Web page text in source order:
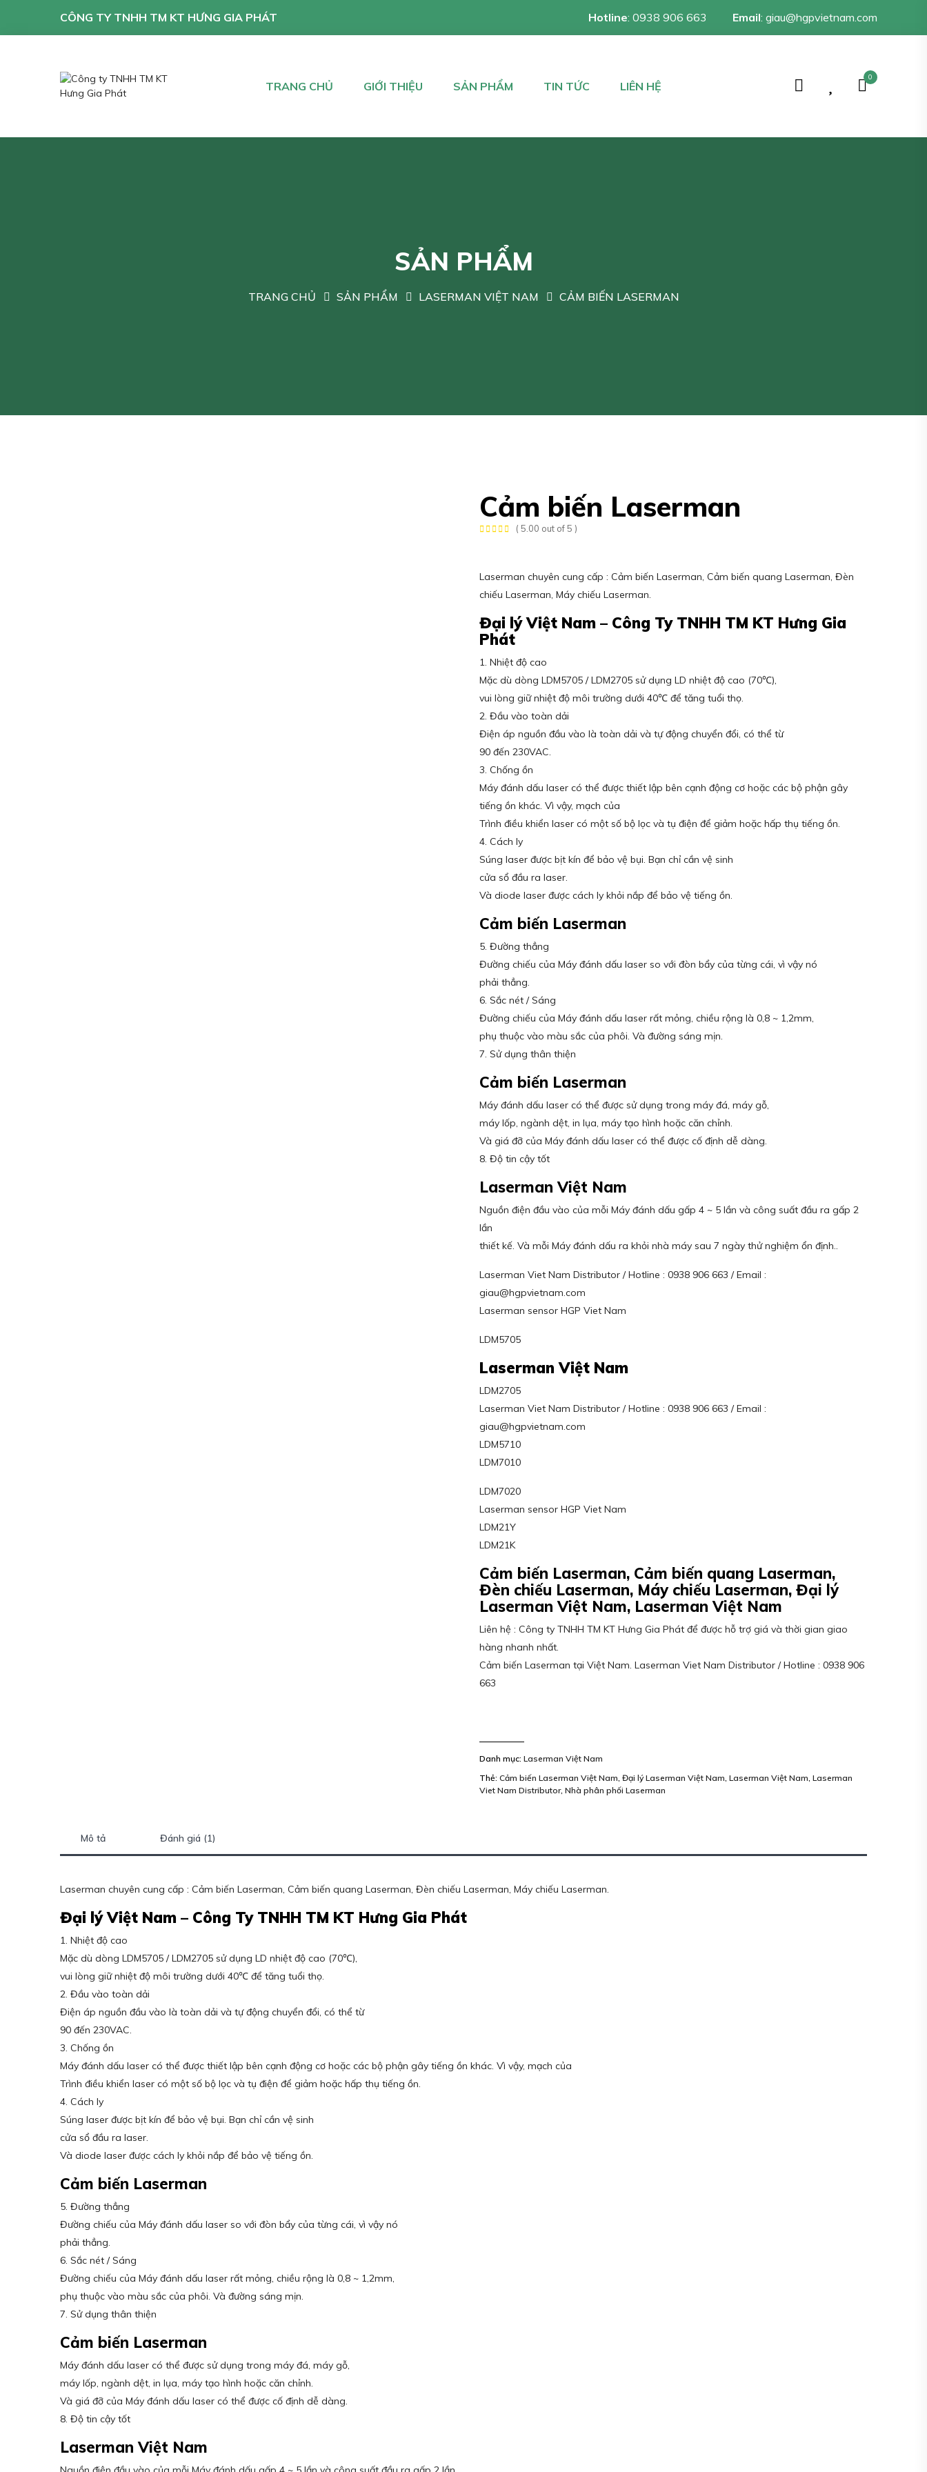
CÔNG TY TNHH TM KT HƯNG GIA PHÁT Hotline: 0938 906 663 Email: giau@hgpvietnam.com
TRANG CHỦ GIỚI THIỆU SẢN PHẨM TIN TỨC LIÊN HỆ
0
SẢN PHẨM
TRANG CHỦ SẢN PHẨM LASERMAN VIỆT NAM CẢM BIẾN LASERMAN
Cảm biến Laserman
( 5.00 out of 5 )
Laserman chuyên cung cấp : Cảm biến Laserman, Cảm biến quang Laserman, Đèn
chiếu Laserman, Máy chiếu Laserman.
Đại lý Việt Nam – Công Ty TNHH TM KT Hưng Gia
Phát
1. Nhiệt độ cao
Mặc dù dòng LDM5705 / LDM2705 sử dụng LD nhiệt độ cao (70℃),
vui lòng giữ nhiệt độ môi trường dưới 40℃ để tăng tuổi thọ.
2. Đầu vào toàn dải
Điện áp nguồn đầu vào là toàn dải và tự động chuyển đổi, có thể từ
90 đến 230VAC.
3. Chống ồn
Máy đánh dấu laser có thể được thiết lập bên cạnh động cơ hoặc các bộ phận gây
tiếng ồn khác. Vì vậy, mạch của
Trình điều khiển laser có một số bộ lọc và tụ điện để giảm hoặc hấp thụ tiếng ồn.
4. Cách ly
Súng laser được bịt kín để bảo vệ bụi. Bạn chỉ cần vệ sinh
cửa sổ đầu ra laser.
Và diode laser được cách ly khỏi nắp để bảo vệ tiếng ồn.
Cảm biến Laserman
5. Đường thẳng
Đường chiếu của Máy đánh dấu laser so với đòn bẩy của từng cái, vì vậy nó
phải thẳng.
6. Sắc nét / Sáng
Đường chiếu của Máy đánh dấu laser rất mỏng, chiều rộng là 0,8 ~ 1,2mm,
phụ thuộc vào màu sắc của phôi. Và đường sáng mịn.
7. Sử dụng thân thiện
Cảm biến Laserman
Máy đánh dấu laser có thể được sử dụng trong máy đá, máy gỗ,
máy lốp, ngành dệt, in lụa, máy tạo hình hoặc căn chỉnh.
Và giá đỡ của Máy đánh dấu laser có thể được cố định dễ dàng.
8. Độ tin cậy tốt
Laserman Việt Nam
Nguồn điện đầu vào của mỗi Máy đánh dấu gấp 4 ~ 5 lần và công suất đầu ra gấp 2
lần
thiết kế. Và mỗi Máy đánh dấu ra khỏi nhà máy sau 7 ngày thử nghiệm ổn định..
Laserman Viet Nam Distributor / Hotline : 0938 906 663 / Email :
giau@hgpvietnam.com
Laserman sensor HGP Viet Nam
LDM5705
Laserman Việt Nam
LDM2705
Laserman Viet Nam Distributor / Hotline : 0938 906 663 / Email :
giau@hgpvietnam.com
LDM5710
LDM7010
LDM7020
Laserman sensor HGP Viet Nam
LDM21Y
LDM21K
Cảm biến Laserman, Cảm biến quang Laserman,
Đèn chiếu Laserman, Máy chiếu Laserman, Đại lý
Laserman Việt Nam, Laserman Việt Nam
Liên hệ : Công ty TNHH TM KT Hưng Gia Phát để được hỗ trợ giá và thời gian giao
hàng nhanh nhất.
Cảm biến Laserman tại Việt Nam. Laserman Viet Nam Distributor / Hotline : 0938 906
663
Danh mục:Laserman Việt Nam
Thẻ:Cảm biến Laserman Việt Nam,Đại lý Laserman Việt Nam,Laserman Việt Nam,Laserman
Viet Nam Distributor,Nhà phân phối Laserman
Mô tả Đánh giá (1)
Laserman chuyên cung cấp : Cảm biến Laserman, Cảm biến quang Laserman, Đèn chiếu Laserman, Máy chiếu Laserman.
Đại lý Việt Nam – Công Ty TNHH TM KT Hưng Gia Phát
1. Nhiệt độ cao
Mặc dù dòng LDM5705 / LDM2705 sử dụng LD nhiệt độ cao (70℃),
vui lòng giữ nhiệt độ môi trường dưới 40℃ để tăng tuổi thọ.
2. Đầu vào toàn dải
Điện áp nguồn đầu vào là toàn dải và tự động chuyển đổi, có thể từ
90 đến 230VAC.
3. Chống ồn
Máy đánh dấu laser có thể được thiết lập bên cạnh động cơ hoặc các bộ phận gây tiếng ồn khác. Vì vậy, mạch của
Trình điều khiển laser có một số bộ lọc và tụ điện để giảm hoặc hấp thụ tiếng ồn.
4. Cách ly
Súng laser được bịt kín để bảo vệ bụi. Bạn chỉ cần vệ sinh
cửa sổ đầu ra laser.
Và diode laser được cách ly khỏi nắp để bảo vệ tiếng ồn.
Cảm biến Laserman
5. Đường thẳng
Đường chiếu của Máy đánh dấu laser so với đòn bẩy của từng cái, vì vậy nó
phải thẳng.
6. Sắc nét / Sáng
Đường chiếu của Máy đánh dấu laser rất mỏng, chiều rộng là 0,8 ~ 1,2mm,
phụ thuộc vào màu sắc của phôi. Và đường sáng mịn.
7. Sử dụng thân thiện
Cảm biến Laserman
Máy đánh dấu laser có thể được sử dụng trong máy đá, máy gỗ,
máy lốp, ngành dệt, in lụa, máy tạo hình hoặc căn chỉnh.
Và giá đỡ của Máy đánh dấu laser có thể được cố định dễ dàng.
8. Độ tin cậy tốt
Laserman Việt Nam